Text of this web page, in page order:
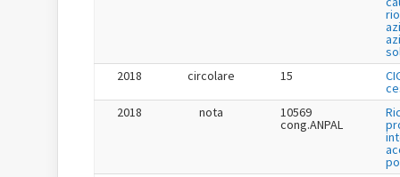
2018
circolare 15
2018
nota 10569
cong.ANPAL